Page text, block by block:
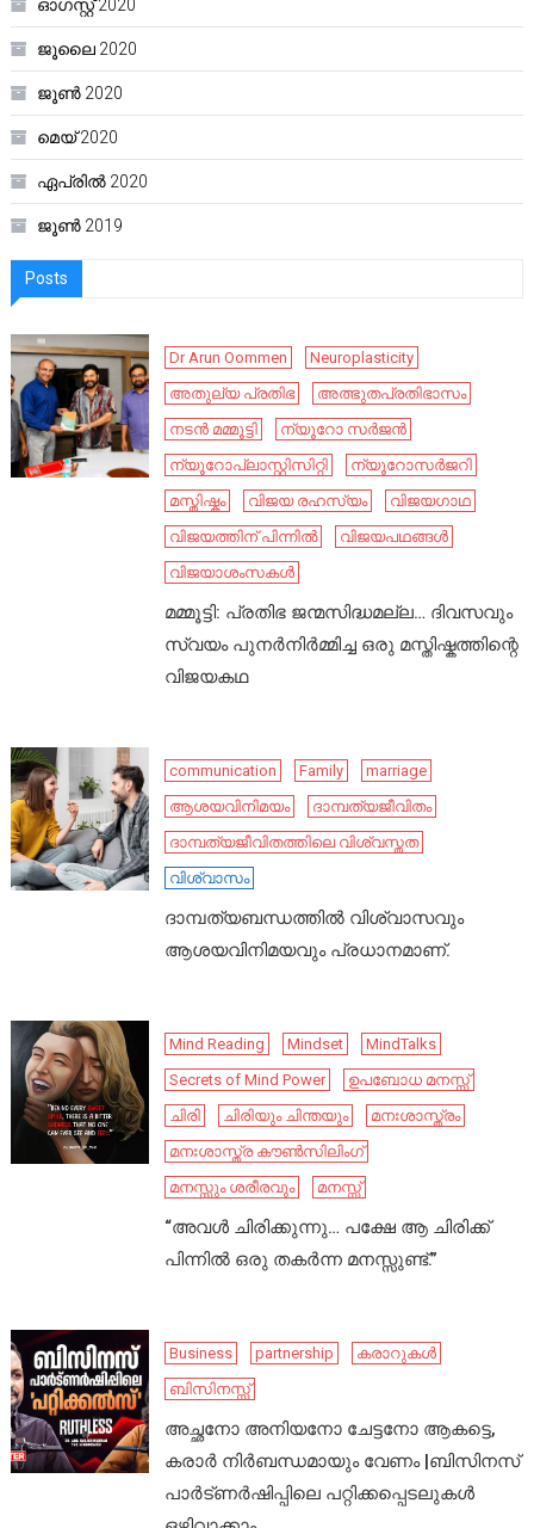
ഓഗസ്റ്റ്‌ 2020
ജൂലൈ 2020
ജൂൺ 2020
മെയ്‌ 2020
ഏപ്രിൽ 2020
ജൂൺ 2019
Posts
Dr Arun Oommen
Neuroplasticity
അതുല്യ പ്രതിഭ
അത്ഭുതപ്രതിഭാസം
നടൻ മമ്മൂട്ടി
ന്യൂറോ സർജൻ
ന്യൂറോപ്ലാസ്റ്റിസിറ്റി
ന്യൂറോസർജറി
മസ്തിഷ്കം
വിജയ രഹസ്യം
വിജയഗാഥ
വിജയത്തിന് പിന്നിൽ
വിജയപഥങ്ങൾ
വിജയാശംസകൾ
മമ്മൂട്ടി: പ്രതിഭ ജന്മസിദ്ധമല്ല… ദിവസവും
സ്വയം പുനർനിർമ്മിച്ച ഒരു മസ്തിഷ്കത്തിന്റെ
വിജയകഥ
communication Family
marriage
ആശയവിനിമയം
ദാമ്പത്യജീവിതം
ദാമ്പത്യജീവിതത്തിലെ വിശ്വസ്തത
വിശ്വാസം
ദാമ്പത്യബന്ധത്തിൽ വിശ്വാസവും
ആശയവിനിമയവും പ്രധാനമാണ്.
Mind Reading Mindset
MindTalks
Secrets of Mind Power
ഉപബോധ മനസ്സ്
ചിരി
ചിരിയും ചിന്തയും
മനഃശാസ്ത്രം
മനഃശാസ്ത്ര കൗൺസിലിംഗ്
മനസ്സും ശരീരവും
മനസ്സ്
“അവൾ ചിരിക്കുന്നു… പക്ഷേ ആ ചിരിക്ക്
പിന്നിൽ ഒരു തകർന്ന മനസ്സുണ്ട്.”
Business partnership
കരാറുകൾ
ബിസിനസ്സ്
അച്ഛനോ അനിയനോ ചേട്ടനോ ആകട്ടെ,
കരാർ നിർബന്ധമായും വേണം |ബിസിനസ്
പാർട്ണർഷിപ്പിലെ പറ്റിക്കപ്പെടലുകൾ